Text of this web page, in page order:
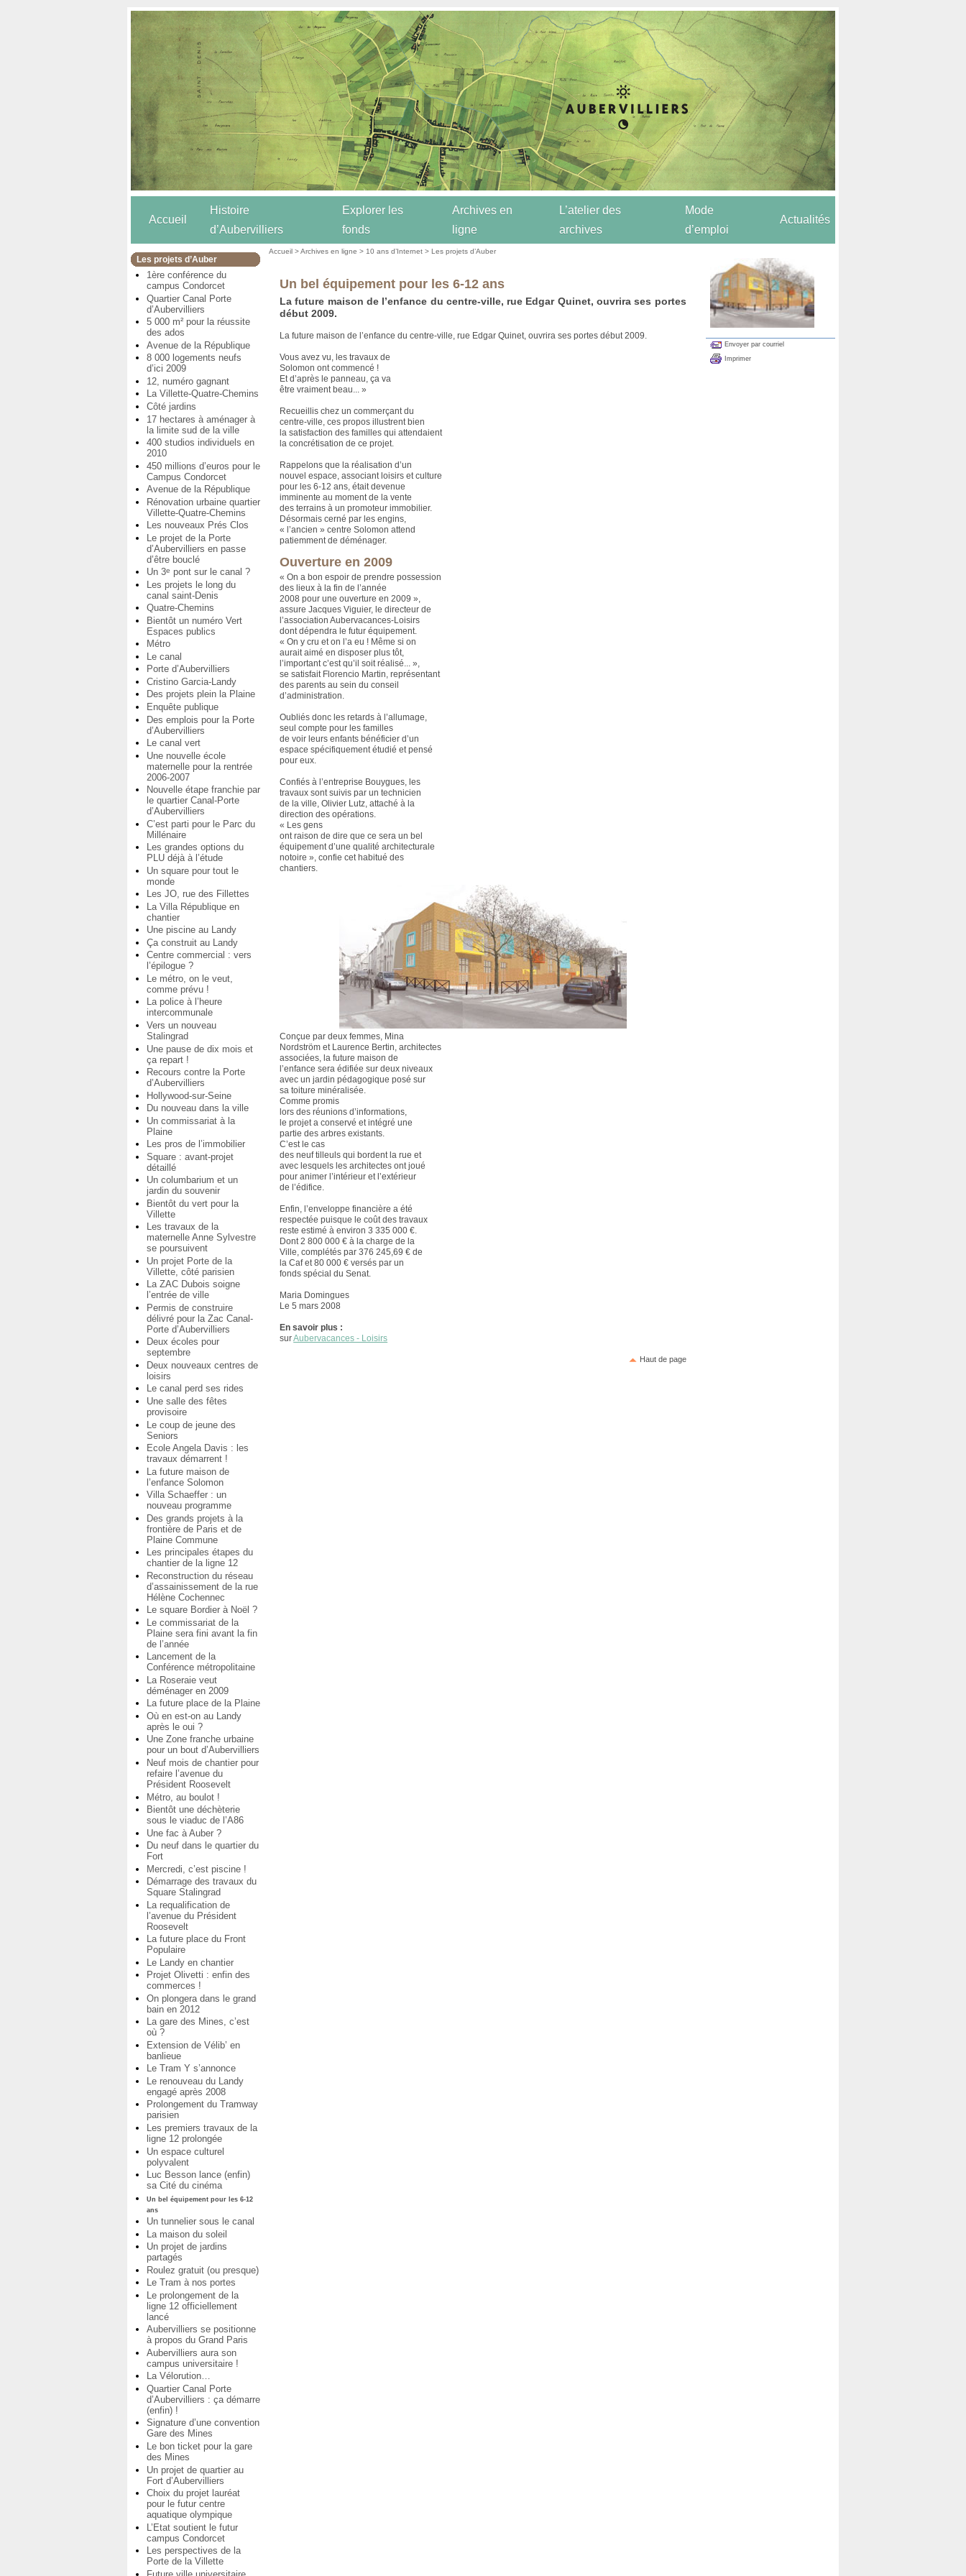
Accueil
Histoire
d’Aubervilliers
Explorer les
fonds
Archives en
ligne
L’atelier des
archives
Mode
d’emploi
Actualités
Les projets d’Auber
1ère conférence du
campus Condorcet
Quartier Canal Porte
d’Aubervilliers
5 000 m² pour la réussite
des ados
Avenue de la République
8 000 logements neufs
d’ici 2009
12, numéro gagnant
La Villette-Quatre-Chemins
Côté jardins
17 hectares à aménager à
la limite sud de la ville
400 studios individuels en
2010
450 millions d’euros pour le
Campus Condorcet
Avenue de la République
Rénovation urbaine quartier
Villette-Quatre-Chemins
Les nouveaux Prés Clos
Le projet de la Porte
d’Aubervilliers en passe
d’être bouclé
Un 3e pont sur le canal ?
Les projets le long du
canal saint-Denis
Quatre-Chemins
Bientôt un numéro Vert
Espaces publics
Métro
Le canal
Porte d’Aubervilliers
Cristino Garcia-Landy
Des projets plein la Plaine
Enquête publique
Des emplois pour la Porte
d’Aubervilliers
Le canal vert
Une nouvelle école
maternelle pour la rentrée
2006-2007
Nouvelle étape franchie par
le quartier Canal-Porte
d’Aubervilliers
C’est parti pour le Parc du
Millénaire
Les grandes options du
PLU déjà à l’étude
Un square pour tout le
monde
Les JO, rue des Fillettes
La Villa République en
chantier
Une piscine au Landy
Ça construit au Landy
Centre commercial : vers
l’épilogue ?
Le métro, on le veut,
comme prévu !
La police à l’heure
intercommunale
Vers un nouveau
Stalingrad
Une pause de dix mois et
ça repart !
Recours contre la Porte
d’Aubervilliers
Hollywood-sur-Seine
Du nouveau dans la ville
Un commissariat à la
Plaine
Les pros de l’immobilier
Square : avant-projet
détaillé
Un columbarium et un
jardin du souvenir
Bientôt du vert pour la
Villette
Les travaux de la
maternelle Anne Sylvestre
se poursuivent
Un projet Porte de la
Villette, côté parisien
La ZAC Dubois soigne
l’entrée de ville
Permis de construire
délivré pour la Zac Canal-
Porte d’Aubervilliers
Deux écoles pour
septembre
Deux nouveaux centres de
loisirs
Le canal perd ses rides
Une salle des fêtes
provisoire
Le coup de jeune des
Seniors
Ecole Angela Davis : les
travaux démarrent !
La future maison de
l’enfance Solomon
Villa Schaeffer : un
nouveau programme
Des grands projets à la
frontière de Paris et de
Plaine Commune
Les principales étapes du
chantier de la ligne 12
Reconstruction du réseau
d’assainissement de la rue
Hélène Cochennec
Le square Bordier à Noël ?
Le commissariat de la
Plaine sera fini avant la fin
de l’année
Lancement de la
Conférence métropolitaine
La Roseraie veut
déménager en 2009
La future place de la Plaine
Où en est-on au Landy
après le oui ?
Une Zone franche urbaine
pour un bout d’Aubervilliers
Neuf mois de chantier pour
refaire l’avenue du
Président Roosevelt
Métro, au boulot !
Bientôt une déchèterie
sous le viaduc de l’A86
Une fac à Auber ?
Du neuf dans le quartier du
Fort
Mercredi, c’est piscine !
Démarrage des travaux du
Square Stalingrad
La requalification de
l’avenue du Président
Roosevelt
La future place du Front
Populaire
Le Landy en chantier
Projet Olivetti : enfin des
commerces !
On plongera dans le grand
bain en 2012
La gare des Mines, c’est
où ?
Extension de Vélib’ en
banlieue
Le Tram Y s’annonce
Le renouveau du Landy
engagé après 2008
Prolongement du Tramway
parisien
Les premiers travaux de la
ligne 12 prolongée
Un espace culturel
polyvalent
Luc Besson lance (enfin)
sa Cité du cinéma
Un bel équipement pour les 6-12
ans
Un tunnelier sous le canal
La maison du soleil
Un projet de jardins
partagés
Roulez gratuit (ou presque)
Le Tram à nos portes
Le prolongement de la
ligne 12 officiellement
lancé
Aubervilliers se positionne
à propos du Grand Paris
Aubervilliers aura son
campus universitaire !
La Vélorution…
Quartier Canal Porte
d’Aubervilliers : ça démarre
(enfin) !
Signature d’une convention
Gare des Mines
Le bon ticket pour la gare
des Mines
Un projet de quartier au
Fort d’Aubervilliers
Choix du projet lauréat
pour le futur centre
aquatique olympique
L’Etat soutient le futur
campus Condorcet
Les perspectives de la
Porte de la Villette
Accueil >Archives en ligne > 10 ans d’Internet >Les projets d’Auber
Un bel équipement pour les 6-12 ans
La future maison de l’enfance du centre-ville, rue Edgar Quinet, ouvrira ses portes
début 2009.
La future maison de l’enfance du centre-ville, rue Edgar Quinet, ouvrira ses portes début 2009.
Vous avez vu, les travaux de
Solomon ont commencé !
Et d’après le panneau, ça va
être vraiment beau... »
Recueillis chez un commerçant du
centre-ville, ces propos illustrent bien
la satisfaction des familles qui attendaient
la concrétisation de ce projet.
Rappelons que la réalisation d’un
nouvel espace, associant loisirs et culture
pour les 6-12 ans, était devenue
imminente au moment de la vente
des terrains à un promoteur immobilier.
Désormais cerné par les engins,
« l’ancien » centre Solomon attend
patiemment de déménager.
Ouverture en 2009
« On a bon espoir de prendre possession
des lieux à la fin de l’année
2008 pour une ouverture en 2009 »,
assure Jacques Viguier, le directeur de
l’association Aubervacances-Loisirs
dont dépendra le futur équipement.
« On y cru et on l’a eu ! Même si on
aurait aimé en disposer plus tôt,
l’important c’est qu’il soit réalisé... »,
se satisfait Florencio Martin, représentant
des parents au sein du conseil
d’administration.
Oubliés donc les retards à l’allumage,
seul compte pour les familles
de voir leurs enfants bénéficier d’un
espace spécifiquement étudié et pensé
pour eux.
Confiés à l’entreprise Bouygues, les
travaux sont suivis par un technicien
de la ville, Olivier Lutz, attaché à la
direction des opérations.
« Les gens
ont raison de dire que ce sera un bel
équipement d’une qualité architecturale
notoire », confie cet habitué des
chantiers.
Conçue par deux femmes, Mina
Nordström et Laurence Bertin, architectes
associées, la future maison de
l’enfance sera édifiée sur deux niveaux
avec un jardin pédagogique posé sur
sa toiture minéralisée.
Comme promis
lors des réunions d’informations,
le projet a conservé et intégré une
partie des arbres existants.
C’est le cas
des neuf tilleuls qui bordent la rue et
avec lesquels les architectes ont joué
pour animer l’intérieur et l’extérieur
de l’édifice.
Enfin, l’enveloppe financière a été
respectée puisque le coût des travaux
reste estimé à environ 3 335 000 €.
Dont 2 800 000 € à la charge de la
Ville, complétés par 376 245,69 € de
la Caf et 80 000 € versés par un
fonds spécial du Senat.
Maria Domingues
Le 5 mars 2008
En savoir plus :
surAubervacances - Loisirs
Haut de page
Envoyer par courriel
Imprimer